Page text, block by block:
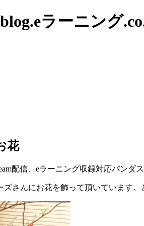
ラーニング
花
配信、eラーニング収録対応パンダ
さんにお花を飾って頂いています。